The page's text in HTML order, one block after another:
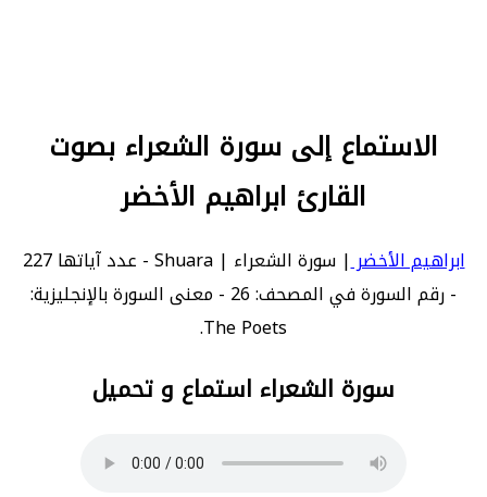
الاستماع إلى سورة الشعراء بصوت
القارئ ابراهيم الأخضر
ابراهيم الأخضر
| سورة الشعراء | Shuara - عدد آياتها 227
- رقم السورة في المصحف: 26 - معنى السورة بالإنجليزية:
The Poets.
سورة الشعراء استماع و تحميل